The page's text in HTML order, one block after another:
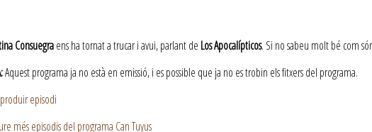
Consuegraens ha tornat a trucar i avui, parlant de Los Apocalípticos. Si no sabeu molt bé com
Aquest programa ja no està en emissió, i es possible que ja no es trobin els fitxers del programa.
episodi
més episodis del programa Can Tuyus